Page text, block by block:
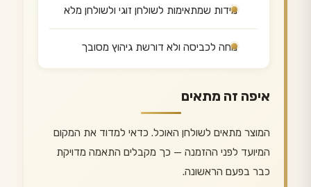
מידות שמתאימות לשולחן זוגי ולשולחן מלא
נוחה לכביסה ולא דורשת גיהוץ מסובך
איפה זה מתאים
המוצר מתאים לשולחן האוכל. כדאי למדוד את המקום
המיועד לפני ההזמנה — כך מקבלים התאמה מדויקת
כבר בפעם הראשונה.